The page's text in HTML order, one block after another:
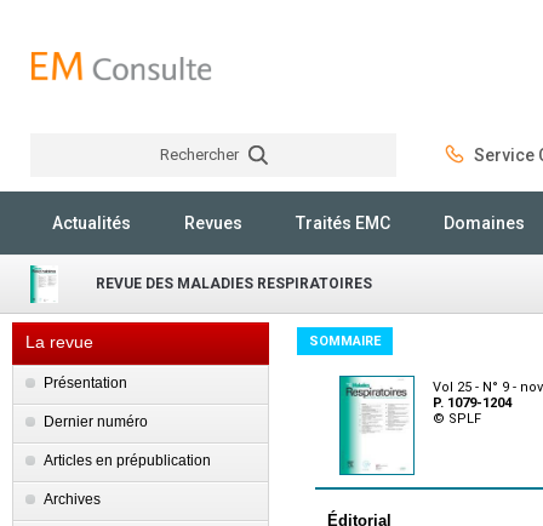
Rechercher Service
Actualités Revues Traités EMC Domaines
REVUE DES MALADIES RESPIRATOIRES
La revue
Présentation
Dernier numéro
Articles en prépublication
Archives
SOMMAIRE
Vol 25 - N° 9 -
P. 1079-1204
© SPLF
Éditorial